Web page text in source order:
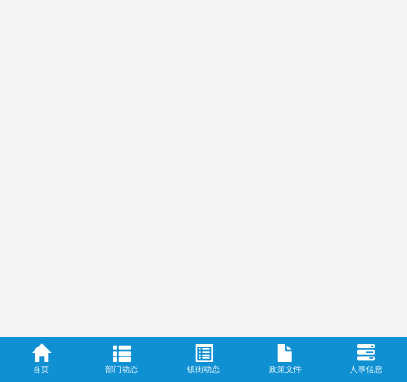
首页 部门动态 镇街动态 政策文件 人事信息